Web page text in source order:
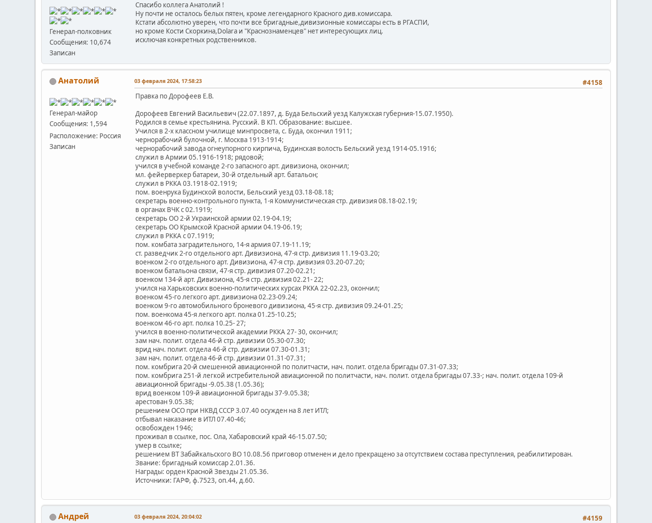
Генерал-полковник
Сообщения: 10,674
Записан
Спасибо коллега Анатолий !
Ну почти не осталось белых пятен, кроме легендарного Красного див.комиссара.
Кстати абсолютно уверен, что почти все бригадные,дивизионные комиссары есть в РГАСПИ,
но кроме Кости Скоркина,Dolara и "Краснознаменцев" нет интересующих лиц.
исключая конкретных родственников.
Анатолий
Генерал-майор
Сообщения: 1,594
Расположение: Россия
Записан
#4158
03 февраля 2024, 17:58:23
Правка по Дорофеев Е.В.
Дорофеев Евгений Васильевич (22.07.1897, д. Буда Бельский уезд Калужская губерния-15.07.1950).
Родился в семье крестьянина. Русский. В КП. Образование: высшее.
Учился в 2-х классном училище минпросвета, с. Буда, окончил 1911;
чернорабочий булочной, г. Москва 1913-1914;
чернорабочий завода огнеупорного кирпича, Будинская волость Бельский уезд 1914-05.1916;
служил в Армии 05.1916-1918; рядовой;
учился в учебной команде 2-го запасного арт. дивизиона, окончил;
мл. фейерверкер батареи, 30-й отдельный арт. батальон;
служил в РККА 03.1918-02.1919;
пом. военрука Будинской волости, Бельский уезд 03.18-08.18;
секретарь военно-контрольного пункта, 1-я Коммунистическая стр. дивизия 08.18-02.19;
в органах ВЧК с 02.1919;
секретарь ОО 2-й Украинской армии 02.19-04.19;
секретарь ОО Крымской Красной армии 04.19-06.19;
служил в РККА с 07.1919;
пом. комбата заградительного, 14-я армия 07.19-11.19;
ст. разведчик 2-го отдельного арт. Дивизиона, 47-я стр. дивизия 11.19-03.20;
военком 2-го отдельного арт. Дивизиона, 47-я стр. дивизия 03.20-07.20;
военком батальона связи, 47-я стр. дивизия 07.20-02.21;
военком 134-й арт. Дивизиона, 45-я стр. дивизия 02.21- 22;
учился на Харьковских военно-политических курсах РККА 22-02.23, окончил;
военком 45-го легкого арт. дивизиона 02.23-09.24;
военком 9-го автомобильного броневого дивизиона, 45-я стр. дивизия 09.24-01.25;
пом. военкома 45-я легкого арт. полка 01.25-10.25;
военком 46-го арт. полка 10.25- 27;
учился в военно-политической академии РККА 27- 30, окончил;
зам нач. полит. отдела 46-й стр. дивизии 05.30-07.30;
врид нач. полит. отдела 46-й стр. дивизии 07.30-01.31;
зам нач. полит. отдела 46-й стр. дивизии 01.31-07.31;
пом. комбрига 20-й смешенной авиационной по политчасти, нач. полит. отдела бригады 07.31-07.33;
пом. комбрига 251-й легкой истребительной авиационной по политчасти, нач. полит. отдела бригады 07.33-; нач. полит. отдела 109-й
авиационной бригады -9.05.38 (1.05.36);
врид военком 109-й авиационной бригады 37-9.05.38;
арестован 9.05.38;
решением ОСО при НКВД СССР 3.07.40 осужден на 8 лет ИТЛ;
отбывал наказание в ИТЛ 07.40-46;
освобожден 1946;
проживал в ссылке, пос. Ола, Хабаровский край 46-15.07.50;
умер в ссылке;
решением ВТ Забайкальского ВО 10.08.56 приговор отменен и дело прекращено за отсутствием состава преступления, реабилитирован.
Звание: бригадный комиссар 2.01.36.
Награды: орден Красной Звезды 21.05.36.
Источники: ГАРФ, ф.7523, оп.44, д.60.
Андрей #4159
03 февраля 2024, 20:04:02